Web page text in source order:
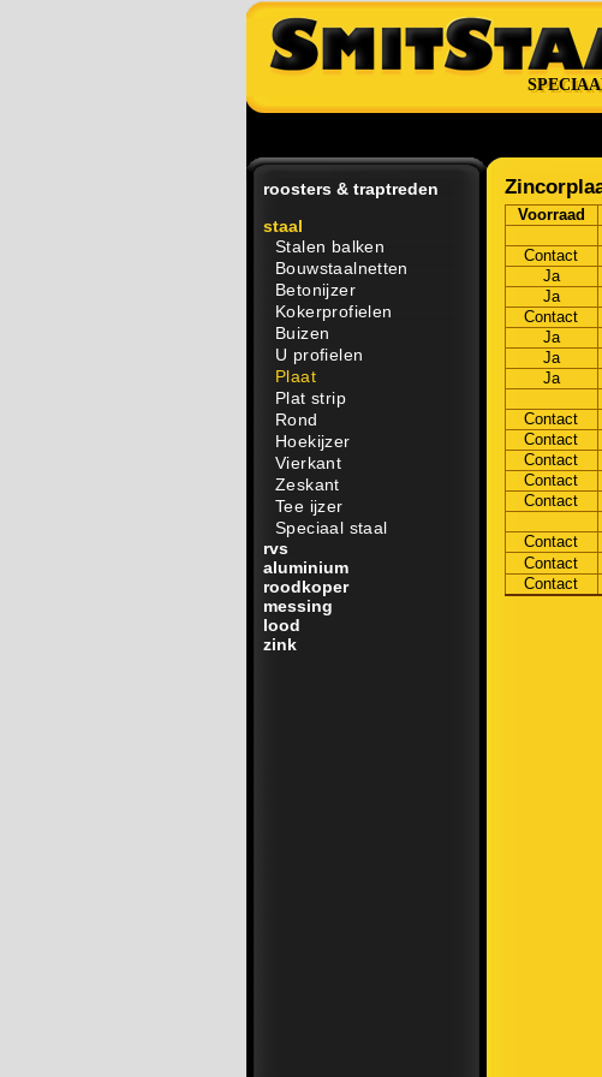
roosters & traptreden
staal
Stalen balken
Bouwstaalnetten
Betonijzer
Kokerprofielen
Buizen
U profielen
Plaat
Plat strip
Rond
Hoekijzer
Vierkant
Zeskant
Tee ijzer
Speciaal staal
rvs
aluminium
roodkoper
messing
lood
zink
Voorraad
Contact
Ja
Ja
Contact
Ja
Ja
Ja
Contact
Contact
Contact
Contact
Contact
Contact
Contact
Contact